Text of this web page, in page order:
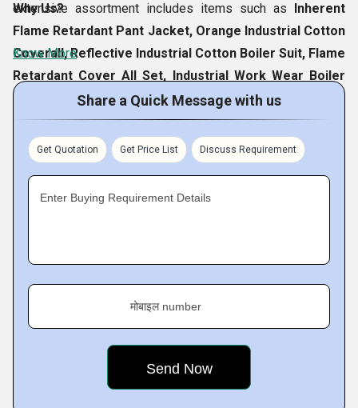
extensive assortment includes items such as Inherent
Flame Retardant Pant Jacket, Orange Industrial Cotton
Coverall, Reflective Industrial Cotton Boiler Suit, Flame
Retardant Cover All Set, Industrial Work Wear Boiler
Suit, Royal Blue Cotton Coverall,and many others, all of
which we deliver to clients at significantly lower values
than the market. Furthermore, our globally spread presence
is due to our regular attention on ensuring highest quality
Why Us?
Know More
Share a Quick Message with us
Get Quotation Get Price List Discuss Requirement
Enter Buying Requirement Details
मोबाइल number